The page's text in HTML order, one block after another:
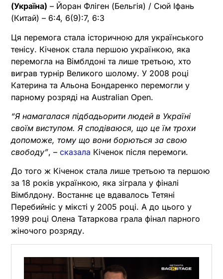
(Україна) – Йоран Фліген (Бельгія) / Сюй Іфань
(Китай) – 6:4, 6(9):7, 6:3
Ця перемога стала історичною для українського
тенісу. Кіченок стала першою українкою, яка
перемогла на Вімблдоні та лише третьою, хто
виграв турнір Великого шолому. У 2008 році
Катерина та Альона Бондаренко перемогли у
парному розряді на Australian Open.
“Я намагалася підбадьорити людей в Україні
своїм виступом. Я сподіваюся, що це їм трохи
допоможе, тому що вони борються за свою
свободу”, – сказала Кіченок після перемоги.
До того ж Кіченок стала лише третьою та першою
за 18 років українкою, яка зіграла у фіналі
Вімблдону. Востаннє це вдавалось Тетяні
Перебийніс у міксті у 2005 році. А до цього у
1999 році Олена Татаркова грала фінал парного
жіночого розряду.